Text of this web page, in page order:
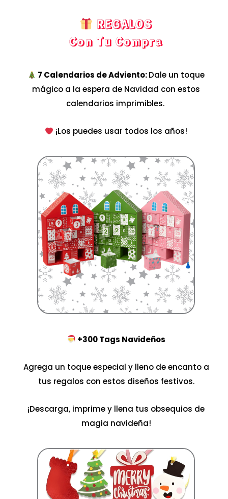
REGALOS
Con Tu Compra
7 Calendarios de Adviento:Dale un toque
mágico a la espera de Navidad con estos
calendarios imprimibles.
¡Los puedes usar todos los años!
+300 Tags Navideños
Agrega un toque especial y lleno de encanto a
tus regalos con estos diseños festivos.
¡Descarga, imprime y llena tus obsequios de
magia navideña!